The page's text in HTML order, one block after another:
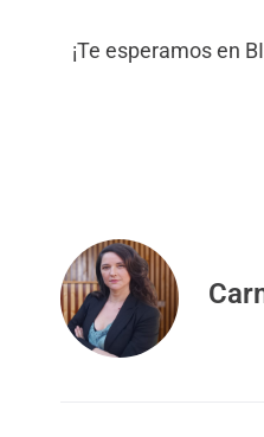
¡Te esperamos en